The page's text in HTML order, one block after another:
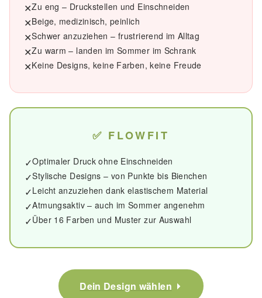
✕Zu eng – Druckstellen und Einschneiden
✕Beige, medizinisch, peinlich
✕Schwer anzuziehen – frustrierend im Alltag
✕Zu warm – landen im Sommer im Schrank
✕Keine Designs, keine Farben, keine Freude
✅ FLOWFIT
✓Optimaler Druck ohne Einschneiden
✓Stylische Designs – von Punkte bis Bienchen
✓Leicht anzuziehen dank elastischem Material
✓Atmungsaktiv – auch im Sommer angenehm
✓Über 16 Farben und Muster zur Auswahl
Dein Design wählen